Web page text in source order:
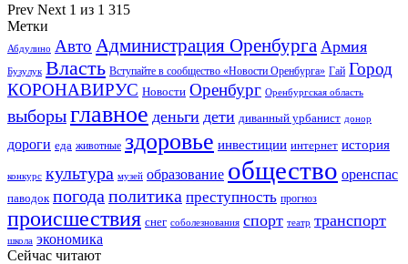
Prev Next 1 из 1 315
Метки
Абдулино Авто Администрация Оренбурга Армия
Бузулук Власть Вступайте в сообщество «Новости Оренбурга» Гай Город
КОРОНАВИРУС Новости Оренбург Оренбургская область
выборыглавное деньги дети диванный урбанист донор
дороги еда животные здоровье инвестиции интернет история
конкурс культура музей образование общество оренспас
паводок погода политика преступность прогноз
происшествия снег соболезнования спорт театр транспорт
школа экономика
Сейчас читают